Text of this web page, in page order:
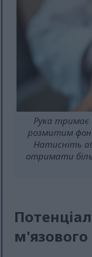
Рука тримає
розмитим
Натисніть
отримати